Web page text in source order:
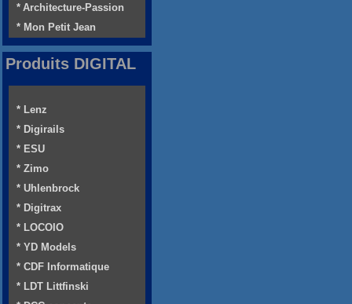
* Architecture-Passion
* Mon Petit Jean
Produits DIGITAL
* Lenz
* Digirails
* ESU
* Zimo
* Uhlenbrock
* Digitrax
* LOCOIO
* YD Models
* CDF Informatique
* LDT Littfinski